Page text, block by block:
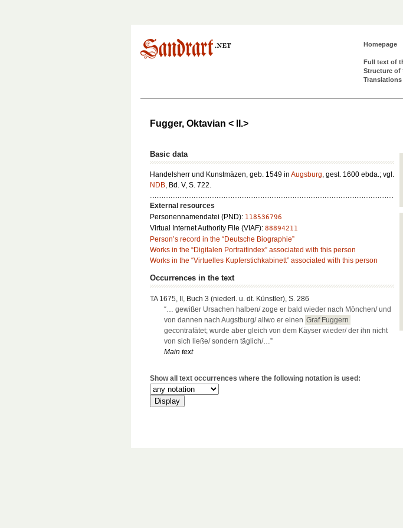
Homepage
Full text of
Structure of
Translations
Fugger, Oktavian < II.>
Basic data
Handelsherr und Kunstmäzen, geb. 1549 in Augsburg, gest. 1600 ebda.; vgl.
NDB, Bd. V, S. 722.
External resources
Personennamendatei (PND): 118536796
Virtual Internet Authority File (VIAF): 88894211
Person’s record in the “Deutsche Biographie”
Works in the “Digitalen Portraitindex” associated with this person
Works in the “Virtuelles Kupferstichkabinett” associated with this person
Occurrences in the text
TA 1675, II, Buch 3 (niederl. u. dt. Künstler), S. 286
“… gewißer Ursachen halben/ zoge er bald wieder nach Mönchen/ und
von dannen nach Augstburg/ allwo er einen Graf Fuggern
gecontrafätet; wurde aber gleich von dem Käyser wieder/ der ihn nicht
von sich ließe/ sondern täglich/…”
Main text
Show all text occurrences where the following notation is used: